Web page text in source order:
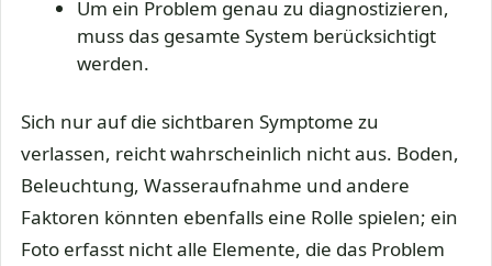
Um ein Problem genau zu diagnostizieren,
muss das gesamte System berücksichtigt
werden.
Sich nur auf die sichtbaren Symptome zu
verlassen, reicht wahrscheinlich nicht aus. Boden,
Beleuchtung, Wasseraufnahme und andere
Faktoren könnten ebenfalls eine Rolle spielen; ein
Foto erfasst nicht alle Elemente, die das Problem